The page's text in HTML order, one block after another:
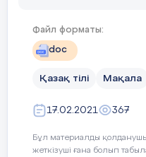
сезімін ояту, елге
іргесін нығайтуға,
біздің негізгі
және әдебиеті
қолыма алып мектеп-
бастауыш
беруге келген
Файл форматы:
doc
Қазақ тілі Мақала
17.02.2021 367
Бұл материалды
жеткізуші ғана болып